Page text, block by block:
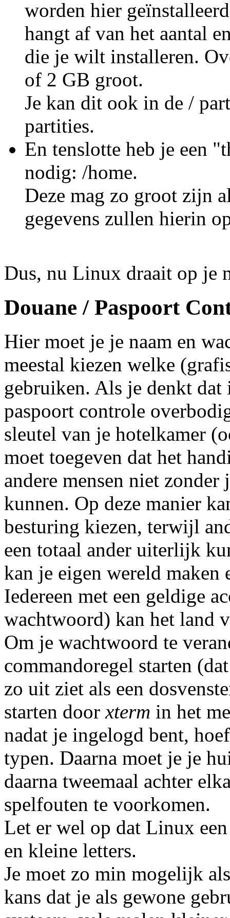
worden hier
hangt af van het aantal
die je wilt installeren.
of 2 GB groot.
Je kan dit ook in de /
partities.
En tenslotte heb je een
nodig: /home.
Deze mag zo groot zijn
gegevens zullen hierin
Dus, nu Linux draait op je
Douane / Paspoort
Hier moet je je naam en
meestal kiezen welke
gebruiken. Als je denkt
paspoort controle
sleutel van je hotelkamer
moet toegeven dat het
andere mensen niet
kunnen. Op deze manier
besturing kiezen, terwijl
een totaal ander uiterlijk
kan je eigen wereld
Iedereen met een geldige
wachtwoord) kan het land
Om je wachtwoord te
commandoregel starten
zo uit ziet als een
starten doorxterm in het
nadat je ingelogd bent,
typen. Daarna moet je je
daarna tweemaal achter
spelfouten te voorkomen.
Let er wel op dat Linux
en kleine letters.
Je moet zo min mogelijk
kans dat je als gewone